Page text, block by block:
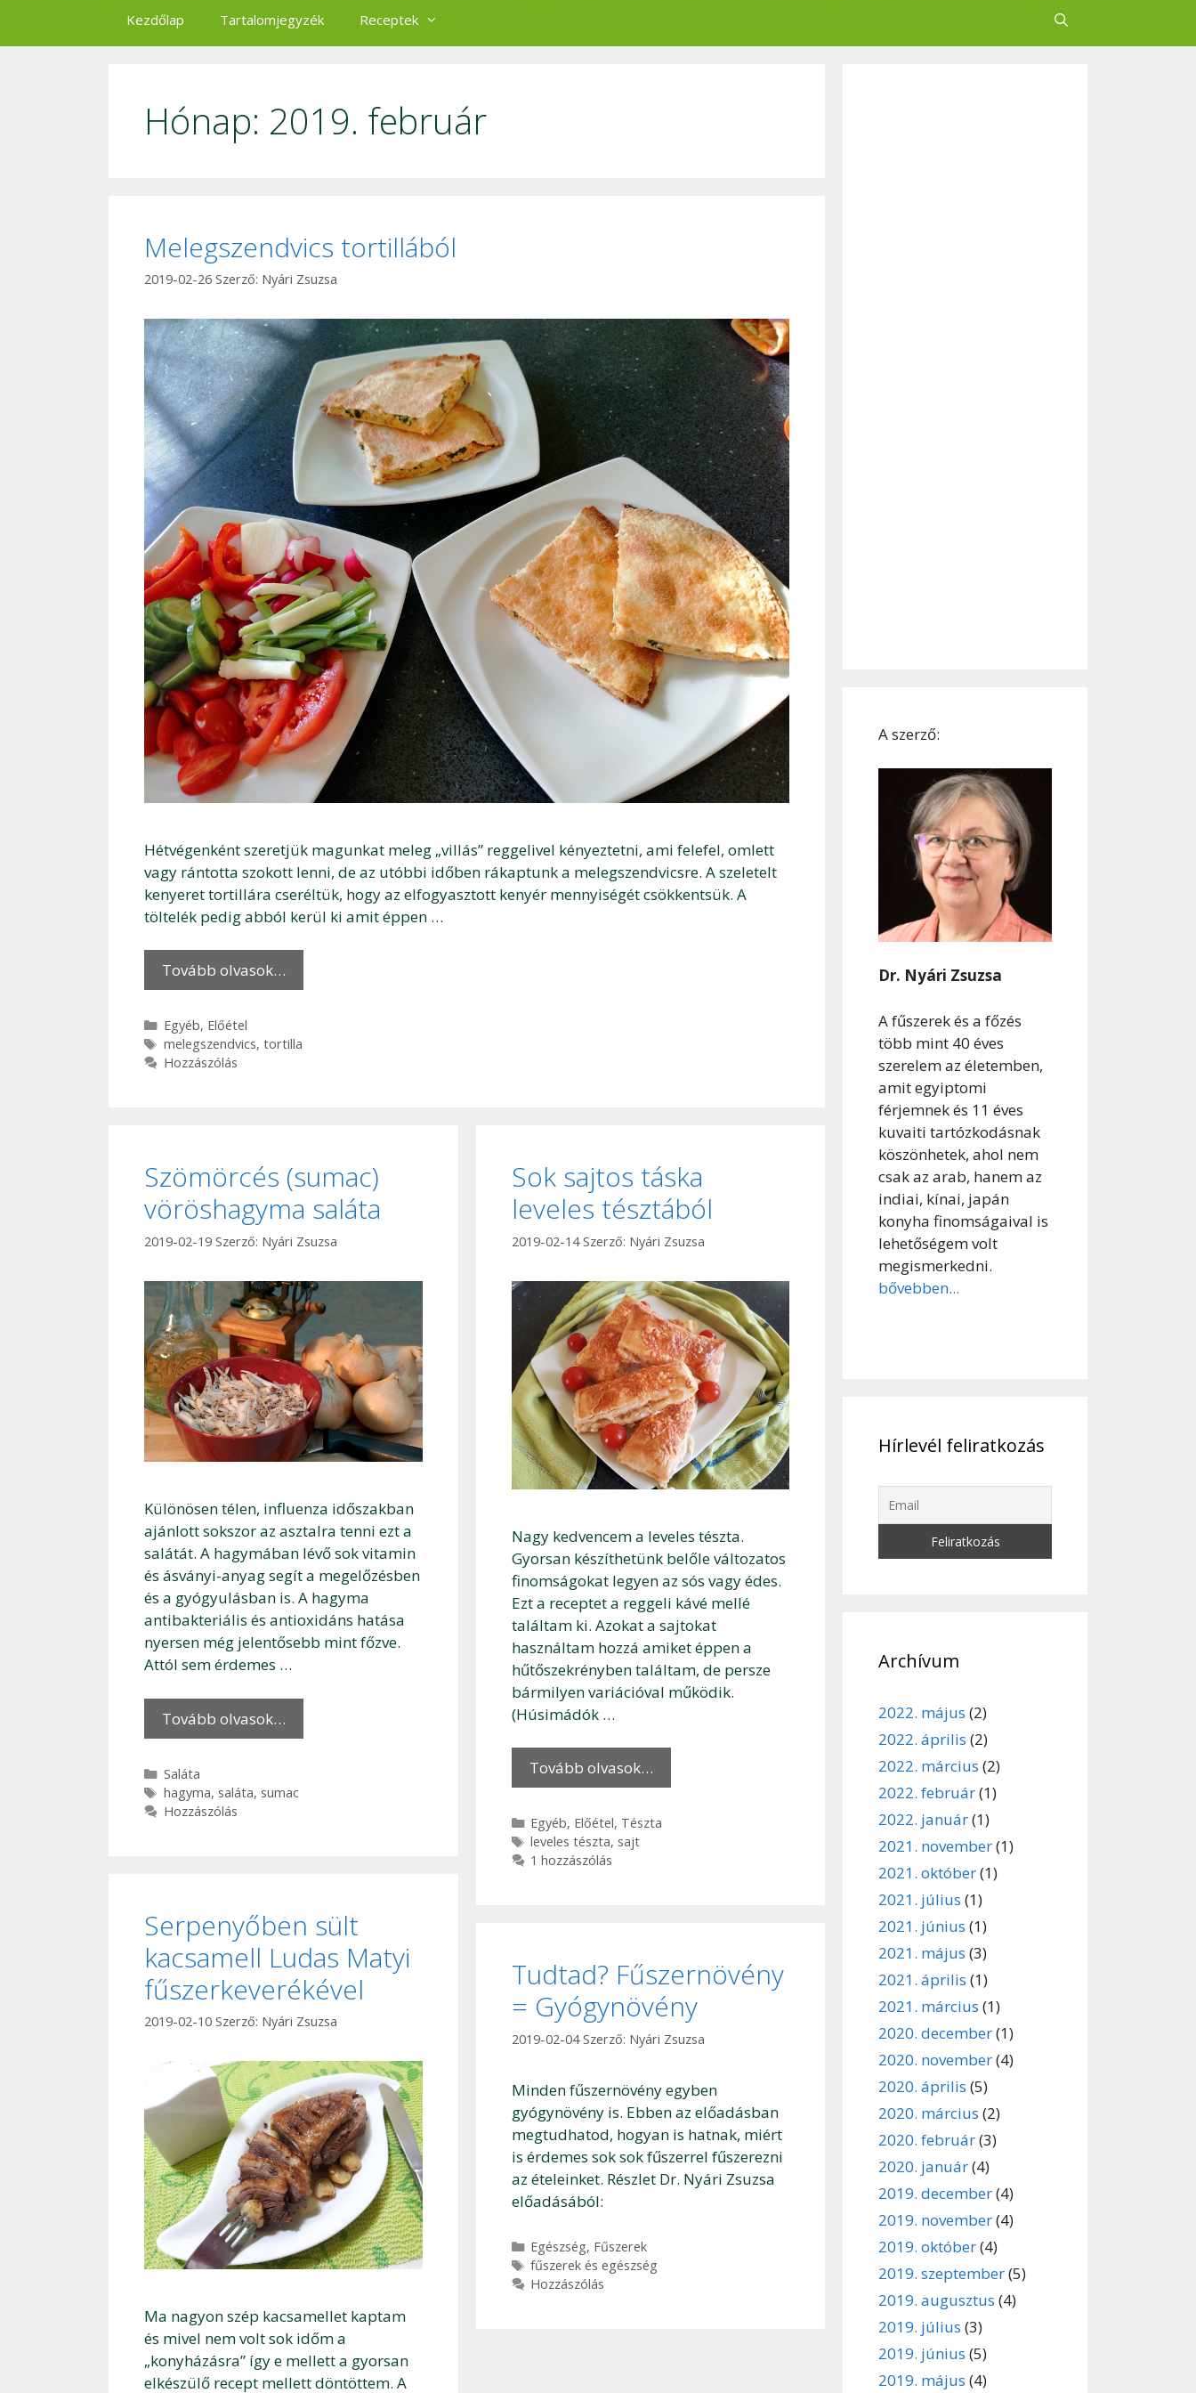
Kezdőlap Tartalomjegyzék Receptek
Hónap: 2019. február
Melegszendvics tortillából
2019-02-26 Szerző: Nyári Zsuzsa
Hétvégenként szeretjük magunkat meleg „villás” reggelivel kényeztetni, ami felefel, omlett
vagy rántotta szokott lenni, de az utóbbi időben rákaptunk a melegszendvicsre. A szeletelt
kenyeret tortillára cseréltük, hogy az elfogyasztott kenyér mennyiségét csökkentsük. A
töltelék pedig abból kerül ki amit éppen …
Tovább olvasok…
Kategória
Egyéb, Előétel
Címkék
melegszendvics, tortilla
Hozzászólás
Szömörcés (sumac)
vöröshagyma saláta
2019-02-19 Szerző: Nyári Zsuzsa
Különösen télen, influenza időszakban
ajánlott sokszor az asztalra tenni ezt a
salátát. A hagymában lévő sok vitamin
és ásványi-anyag segít a megelőzésben
és a gyógyulásban is. A hagyma
antibakteriális és antioxidáns hatása
nyersen még jelentősebb mint főzve.
Attól sem érdemes …
Tovább olvasok…
Kategória
Saláta
Címkék
hagyma, saláta, sumac
Hozzászólás
Sok sajtos táska
leveles tésztából
2019-02-14 Szerző: Nyári Zsuzsa
Nagy kedvencem a leveles tészta.
Gyorsan készíthetünk belőle változatos
finomságokat legyen az sós vagy édes.
Ezt a receptet a reggeli kávé mellé
találtam ki. Azokat a sajtokat
használtam hozzá amiket éppen a
hűtőszekrényben találtam, de persze
bármilyen variációval működik.
(Húsimádók …
Tovább olvasok…
Kategória
Egyéb, Előétel, Tészta
Címkék
leveles tészta, sajt
1 hozzászólás
Serpenyőben sült
kacsamell Ludas Matyi
fűszerkeverékével
2019-02-10 Szerző: Nyári Zsuzsa
Ma nagyon szép kacsamellet kaptam
és mivel nem volt sok időm a
„konyházásra” így e mellett a gyorsan
elkészülő recept mellett döntöttem. A
Tudtad? Fűszernövény
= Gyógynövény
2019-02-04 Szerző: Nyári Zsuzsa
Minden fűszernövény egyben
gyógynövény is. Ebben az előadásban
megtudhatod, hogyan is hatnak, miért
is érdemes sok sok fűszerrel fűszerezni
az ételeinket. Részlet Dr. Nyári Zsuzsa
előadásából:
Kategória
Egészség, Fűszerek
Címkék
fűszerek és egészség
Hozzászólás
A szerző:
Dr. Nyári Zsuzsa
A fűszerek és a főzés
több mint 40 éves
szerelem az életemben,
amit egyiptomi
férjemnek és 11 éves
kuvaiti tartózkodásnak
köszönhetek, ahol nem
csak az arab, hanem az
indiai, kínai, japán
konyha finomságaival is
lehetőségem volt
megismerkedni.
bővebben...
Hírlevél feliratkozás
Archívum
2022. május (2)
2022. április (2)
2022. március (2)
2022. február(1)
2022. január(1)
2021. november(1)
2021. október(1)
2021. július (1)
2021. június (1)
2021. május (3)
2021. április (1)
2021. március (1)
2020. december(1)
2020. november(4)
2020. április (5)
2020. március (2)
2020. február(3)
2020. január(4)
2019. december(4)
2019. november(4)
2019. október(4)
2019. szeptember(5)
2019. augusztus (4)
2019. július (3)
2019. június (5)
2019. május (4)